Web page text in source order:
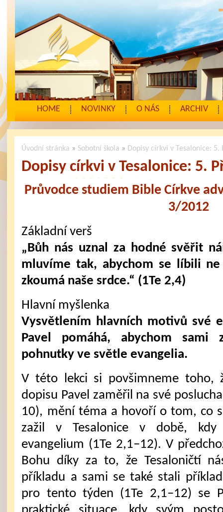
HOME NOVINKY O NÁS ARCHIV
Úvodní stránka » Sobotní škola » Dopisy církvi v Tesalonice:
Dopisy církvi v Tesalonice: 5.
Průvodce studiem Bible Církve
3/2012
Základní verš
„Bůh nás uznal za hodné svěřit
mluvíme tak, abychom se líbili
zkoumá naše srdce.“ (1Te 2,4)
Hlavní myšlenka
Vysvětlením hlavních motivů své
Pavel pomáhá, abychom sami
pohnutky ve světle evangelia.
V této lekci si povšimneme toho,
dopisu Pavel zaměřil na své
10), mění téma a hovoří o tom, co
zažil v Tesalonice v době, kdy
evangelium (1Te 2,1–12). V
Bohu díky za to, že Tesaloničtí
příkladu a sami se také stali
pro tento týden (1Te 2,1–12) se